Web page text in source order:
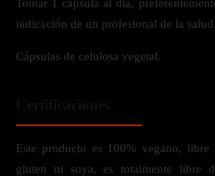
Tomar 1 cápsula al día,
indicación de un profesional de la salud.
Cápsulas de celulosa vegetal.
Este producto es 100% vegano,
gluten ni soya, es totalmente libre